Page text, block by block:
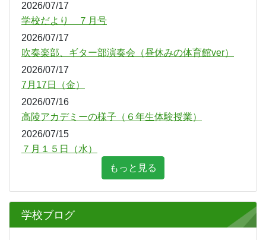
2026/07/17
学校だより ７月号
2026/07/17
吹奏楽部、ギター部演奏会（昼休みの体育館ver）
2026/07/17
7月17日（金）
2026/07/16
高陵アカデミーの様子（６年生体験授業）
2026/07/15
７月１５日（水）
もっと見る
学校ブログ